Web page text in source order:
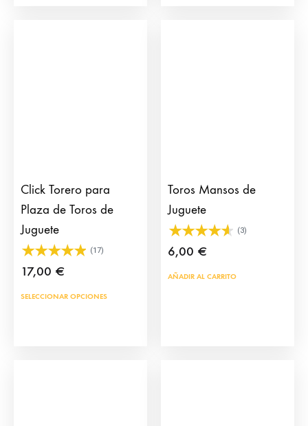
Click Torero para
Plaza de Toros de
Juguete
(17)
17,00 €
SELECCIONAR OPCIONES
Toros Mansos de
Juguete
(3)
6,00 €
AÑADIR AL CARRITO